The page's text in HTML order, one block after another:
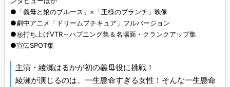
●「義母と娘のブルース」×「王様のブランチ」映像
●劇中アニメ「ドリームプチキュア」フルバージョン
●㊙打ち上げVTR～ハプニング集＆名場面・クランクアップ集
●宣伝SPOT集
主演・綾瀬はるかが初の義母役に挑戦！
綾瀬が演じるのは、一生懸命すぎる女性！そんな一生懸命